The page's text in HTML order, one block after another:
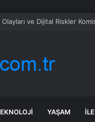
ve Dijital Riskler
YAŞAM